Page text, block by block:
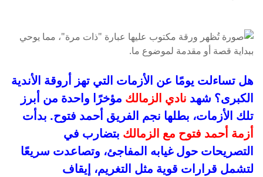
هل تساءلت يومًا عن الأزمات التي تهز أروقة الأندية
الكبرى؟ شهد نادي الزمالك مؤخرًا واحدة من أبرز
تلك الأزمات، بطلها نجم الفريق أحمد فتوح. بدأت
أزمة أحمد فتوح مع الزمالك بتضارب في
التصريحات حول غيابه المفاجئ، وتصاعدت سريعًا
لتشمل قرارات قوية مثل التغريم، إيقاف